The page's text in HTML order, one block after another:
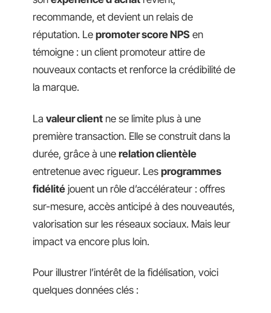
recommande, et devient un relais de
réputation. Le promoter score NPS en
témoigne : un client promoteur attire de
nouveaux contacts et renforce la crédibilité de
la marque.
La valeur client ne se limite plus à une
première transaction. Elle se construit dans la
durée, grâce à une relation clientèle
entretenue avec rigueur. Les programmes
fidélité jouent un rôle d’accélérateur : offres
sur-mesure, accès anticipé à des nouveautés,
valorisation sur les réseaux sociaux. Mais leur
impact va encore plus loin.
Pour illustrer l’intérêt de la fidélisation, voici
quelques données clés :